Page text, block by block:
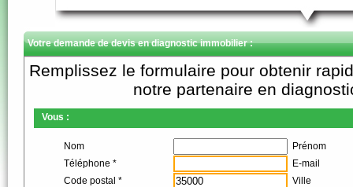
Votre demande de devis en diagnostic immobilier :
Remplissez le formulaire pour obtenir
notre partenaire en
Vous :
Nom
Prénom
Téléphone *
E-mail
Code postal *
Ville